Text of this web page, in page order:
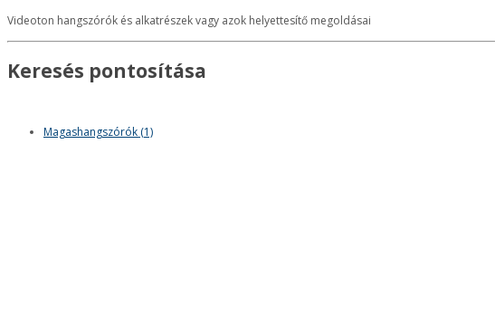
Videoton hangszórók és alkatrészek vagy azok helyettesítő megoldásai
Keresés pontosítása
Magashangszórók (1)